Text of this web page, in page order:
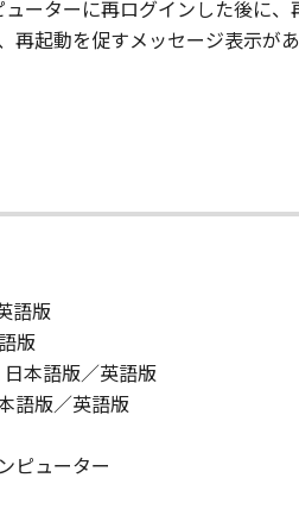
る権原および所有権は、その内
デート
のではありません。
、『現状のまま』の状態で使用
販売代理店または販売店のい
、明示たると黙示たるとを問わ
ライセンサー、キヤノンの子会
たは使用不能から生ずるいかな
ーターに再ログインした後に、
再起動を促すメッセージ表示
語版
版
本語版／英語版
語版／英語版
ピューター